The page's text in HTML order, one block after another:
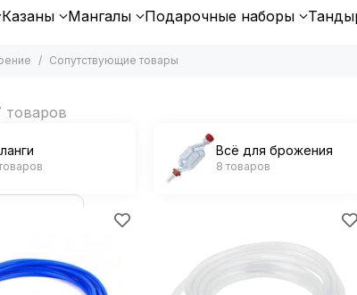
Казаны Мангалы Подарочные наборы
Сопутствующие товары
Всё для брожения
8 товаров